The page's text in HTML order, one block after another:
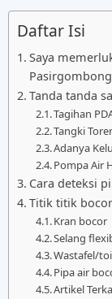
Daftar Isi
Saya
Pasirgombong
Tanda tanda
Tagihan
Tangki
Adanya
Pompa Air
Cara deteksi
Titik titik
Kran bocor
Selang
Wastafel/
Pipa air
Artikel